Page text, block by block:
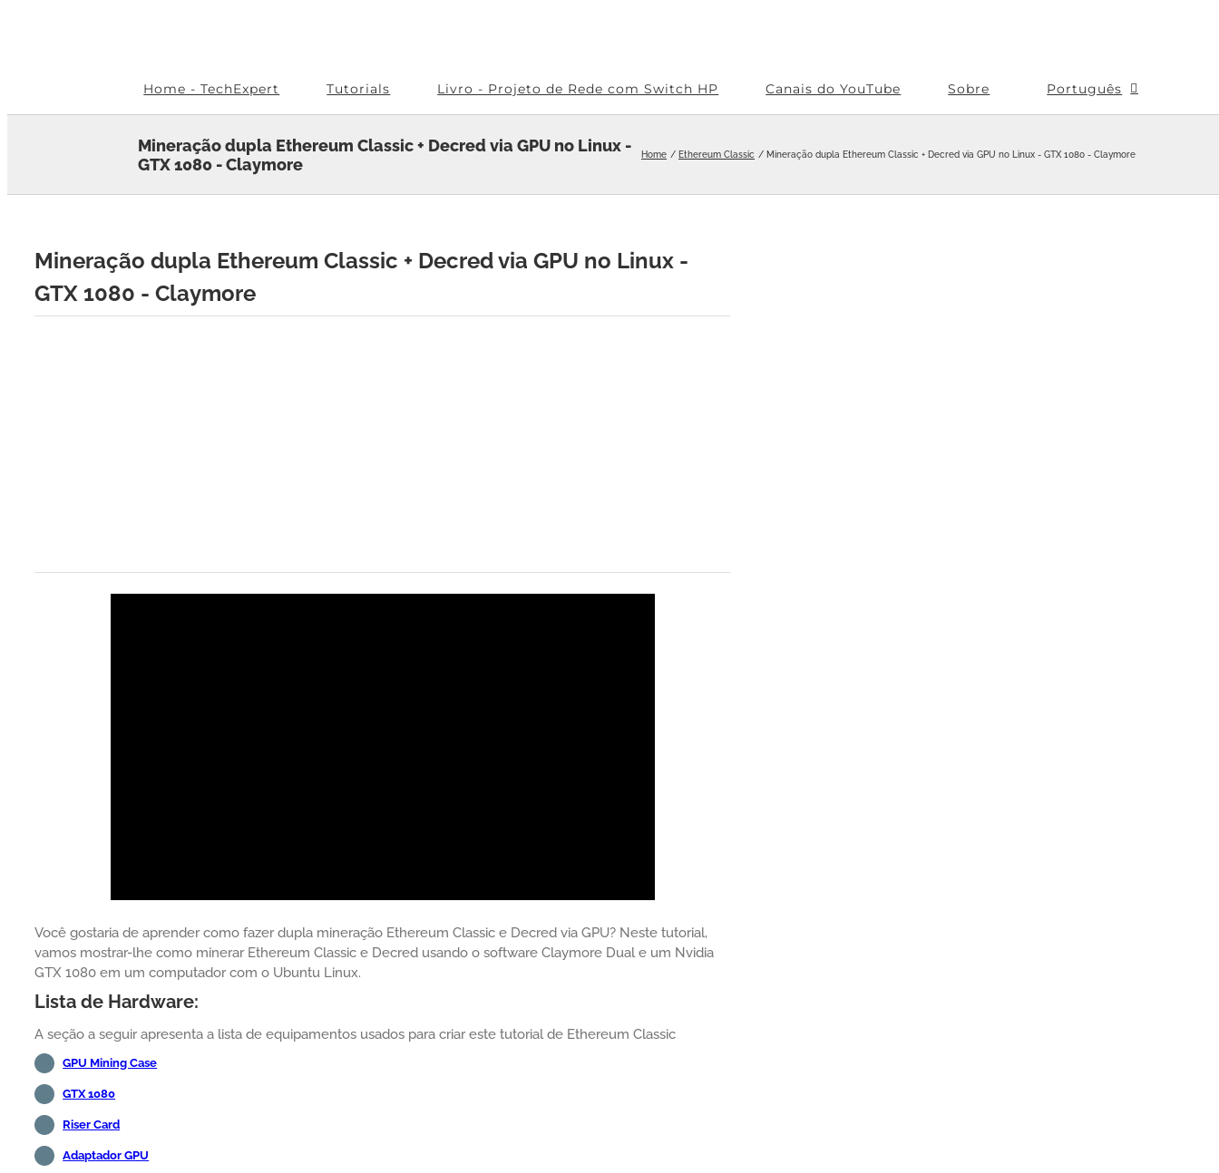
Home - TechExpert
Tutorials Livro - Projeto de Rede com Switch HP Canais do YouTube Sobre Português
Mineração dupla Ethereum Classic + Decred via GPU no Linux -
GTX 1080 - Claymore
Home Ethereum Classic Mineração dupla Ethereum Classic + Decred via GPU no Linux - GTX 1080 - Claymore
Mineração dupla Ethereum Classic + Decred via GPU no Linux -
GTX 1080 - Claymore
Você gostaria de aprender como fazer dupla mineração Ethereum Classic e Decred via GPU? Neste tutorial,
vamos mostrar-lhe como minerar Ethereum Classic e Decred usando o software Claymore Dual e um Nvidia
GTX 1080 em um computador com o Ubuntu Linux.
Lista de Hardware:
A seção a seguir apresenta a lista de equipamentos usados para criar este tutorial de Ethereum Classic
GPU Mining Case
GTX 1080
Riser Card
Adaptador GPU